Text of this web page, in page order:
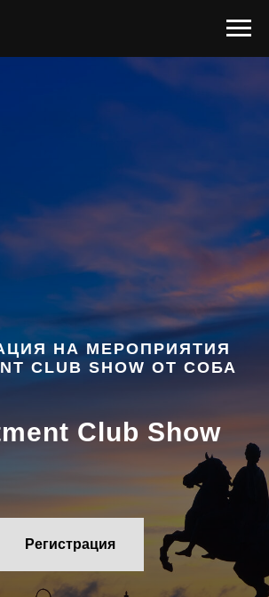
НА МЕРОПРИЯТИЯ
CLUB SHOW ОТ СОБА
Club Show
Регистрация